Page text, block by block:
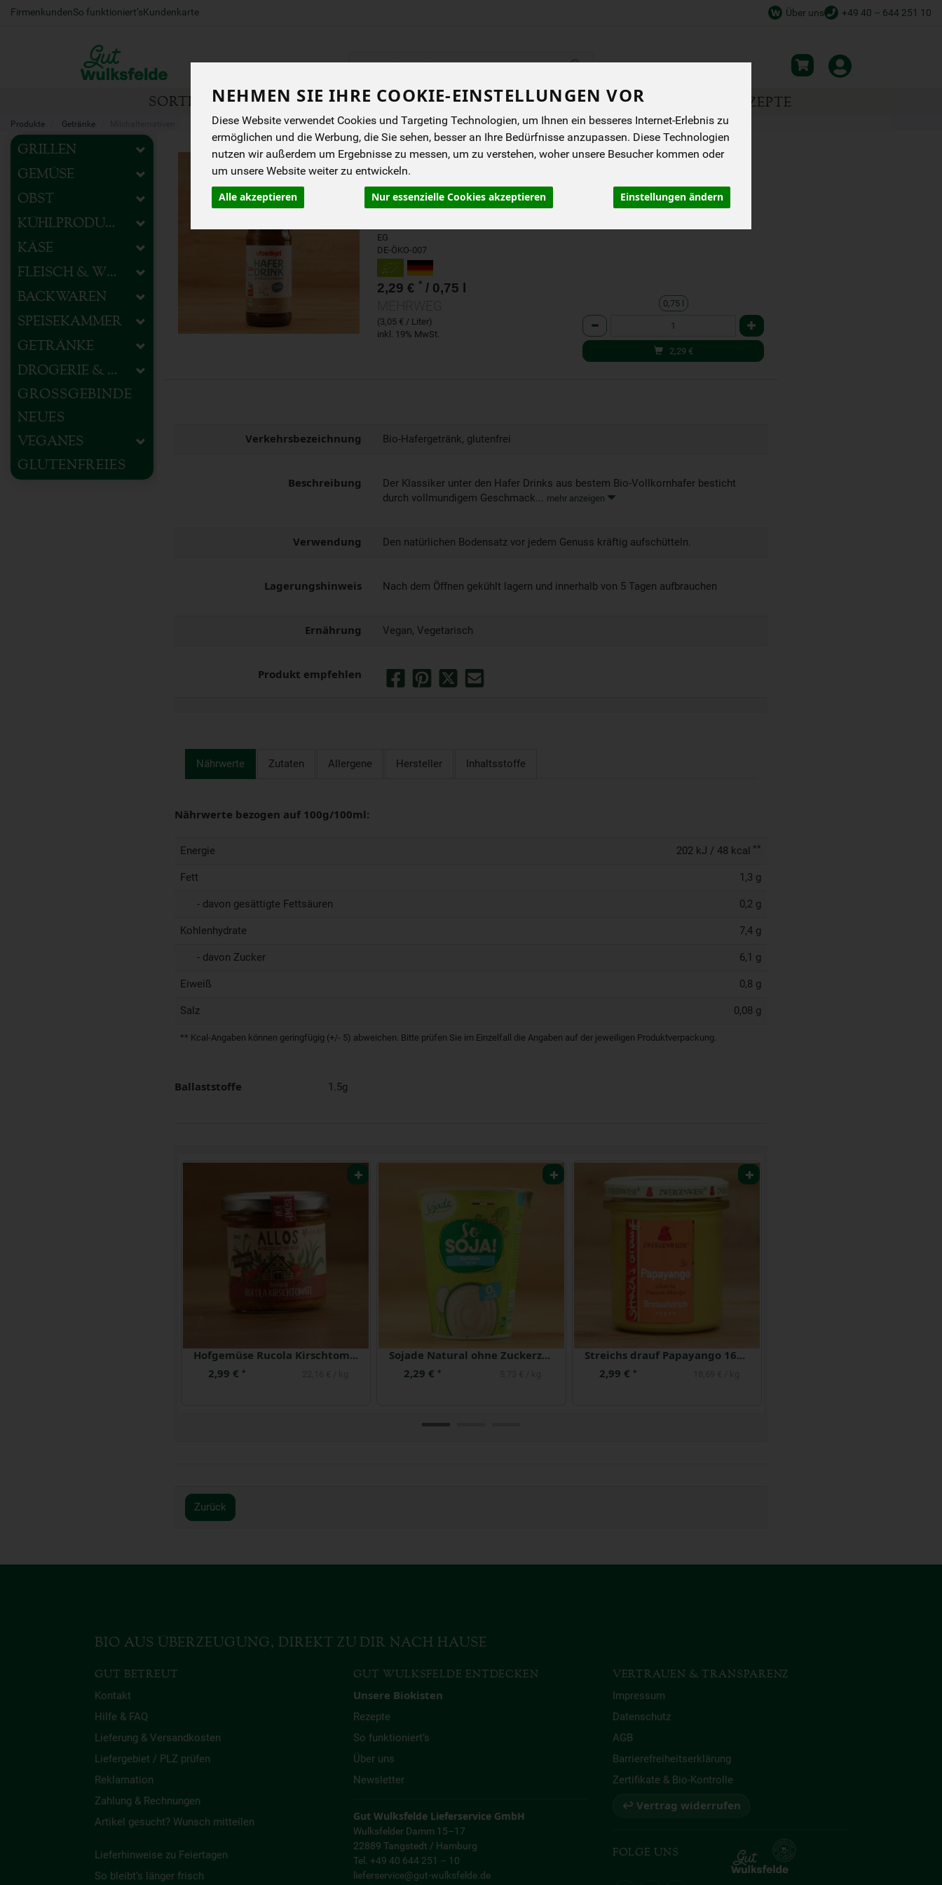
NEHMEN SIE IHRE COOKIE-EINSTELLUNGEN VOR
Diese Website verwendet Cookies und Targeting Technologien, um Ihnen ein besseres Internet-Erlebnis zu
ermöglichen und die Werbung, die Sie sehen, besser an Ihre Bedürfnisse anzupassen. Diese Technologien
nutzen wir außerdem um Ergebnisse zu messen, um zu verstehen, woher unsere Besucher kommen oder
um unsere Website weiter zu entwickeln.
Alle akzeptieren Nur essenzielle Cookies akzeptieren Einstellungen ändern
FirmenkundenSo funktioniert’sKundenkarte +49 40 – 644 251 10
Über uns
SORTIMENT HOFEIGENES BIOKISTEN ANGEBOTE NEUES INSPIRATION REZEPTE
Produkte Getränke
GRILLEN
GEMÜSE
OBST
KÜHLPRODUKTE
KÄSE
FLEISCH & WURST
BACKWAREN
SPEISEKAMMER
GETRÄNKE
DROGERIE & HAUSHALT
GROSSGEBINDE
NEUES
VEGANES
GLUTENFREIES
HAFERDRINK, GLUTENFREI
glutenfrei und vegan in der Mehrweg
Glasflasche
EG
DE-ÖKO-007
2,29 € * / 0,75 l
(3,05 € / Liter)
inkl. 19% MwSt.
0,75 l
Anzahl
2,29 €
Verkehrsbezeichnung Bio-Hafergetränk, glutenfrei
Beschreibung
Der Klassiker unter den Hafer Drinks aus bestem Bio-Vollkornhafer besticht
durch vollmundigem Geschmack... mehr anzeigen
Verwendung Den natürlichen Bodensatz vor jedem Genuss kräftig aufschütteln.
Lagerungshinweis Nach dem Öffnen gekühlt lagern und innerhalb von 5 Tagen aufbrauchen
Ernährung Vegan, Vegetarisch
Produkt empfehlen
Nährwerte Zutaten Allergene Hersteller Inhaltsstoffe
Nährwerte bezogen auf 100g/100ml:
Energie 202 kJ / 48 kcal **
Fett 1,3 g
- davon gesättigte Fettsäuren 0,2 g
Kohlenhydrate 7,4 g
- davon Zucker 6,1 g
Eiweiß 0,8 g
Salz 0,08 g
** Kcal-Angaben können geringfügig (+/- 5) abweichen. Bitte prüfen Sie im Einzelfall die Angaben auf der jeweiligen Produktverpackung.
Ballaststoffe 1.5g
Hofgemüse Rucola Kirschtomate
2,99 € *
Sojade Natural ohne Zuckerzusatz
2,29 € *
Streichs drauf Papayango 160 g
2,99 € *
Zurück
BIO AUS ÜBERZEUGUNG, DIREKT ZU DIR NACH HAUSE
GUT BETREUT
Kontakt
Hilfe & FAQ
Lieferung & Versandkosten
Liefergebiet / PLZ prüfen
Reklamation
Zahlung & Rechnungen
Artikel gesucht? Wunsch mitteilen
Lieferhinweise zu Feiertagen
So bleibt’s länger frisch
GUT WULKSFELDE ENTDECKEN
Unsere Biokisten
Rezepte
So funktioniert’s
Über uns
Newsletter
Gut Wulksfelde Lieferservice GmbH
Wulksfelder Damm 15–17
22889 Tangstedt / Hamburg
Tel. +49 40 644 251 – 10
lieferservice@gut-wulksfelde.de
VERTRAUEN & TRANSPARENZ
Impressum
Datenschutz
AGB
Barrierefreiheitserklärung
Zertifikate & Bio-Kontrolle
↩ Vertrag widerrufen
FOLGE UNS